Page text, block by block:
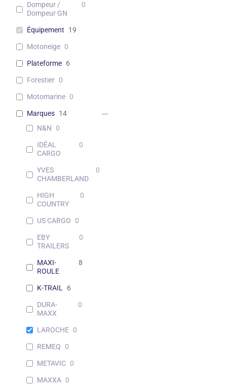
Dompeur /
Dompeur GN
0
Équipement 19
Motoneige 0
Plateforme 6
Forestier 0
Motomarine 0
Marques 14
N&N
0
IDÉAL
CARGO
0
YVES
CHAMBERLAND
0
HIGH
COUNTRY
0
US CARGO 0
EBY
TRAILERS
0
MAXI-
ROULE
8
K-TRAIL 6
DURA-
MAXX
0
LAROCHE 0
REMEQ 0
METAVIC 0
MAXXA 0